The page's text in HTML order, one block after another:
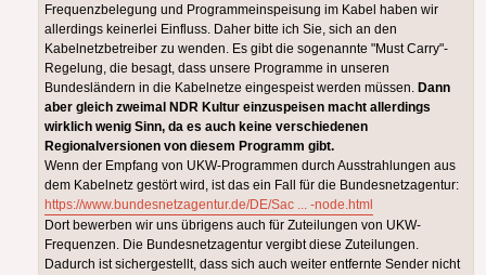
Frequenzbelegung und Programmeinspeisung im Kabel haben wir
allerdings keinerlei Einfluss. Daher bitte ich Sie, sich an den
Kabelnetzbetreiber zu wenden. Es gibt die sogenannte "Must Carry"-
Regelung, die besagt, dass unsere Programme in unseren
Bundesländern in die Kabelnetze eingespeist werden müssen. Dann
aber gleich zweimal NDR Kultur einzuspeisen macht allerdings
wirklich wenig Sinn, da es auch keine verschiedenen
Regionalversionen von diesem Programm gibt.
Wenn der Empfang von UKW-Programmen durch Ausstrahlungen aus
dem Kabelnetz gestört wird, ist das ein Fall für die Bundesnetzagentur:
https://www.bundesnetzagentur.de/DE/Sac ... -node.html
Dort bewerben wir uns übrigens auch für Zuteilungen von UKW-
Frequenzen. Die Bundesnetzagentur vergibt diese Zuteilungen.
Dadurch ist sichergestellt, dass sich auch weiter entfernte Sender nicht